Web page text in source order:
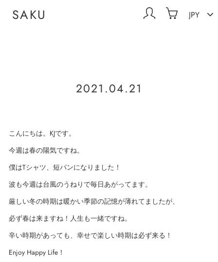
SAKU Log in CartCurrency
2021.04.21
こんにちは。KJです。
今週は春の陽気ですね。
僕はTシャツ、短パンになりました！
波も今週は台風のうねりで毎日あがってます。
厳しい冬の時期は暖かい季節の記憶が薄れてましたが、
必ず春は来ますね！人生も一緒ですね。
辛い時期があっても、幸せで楽しい時期は必ず来る！
Enjoy Happy Life！